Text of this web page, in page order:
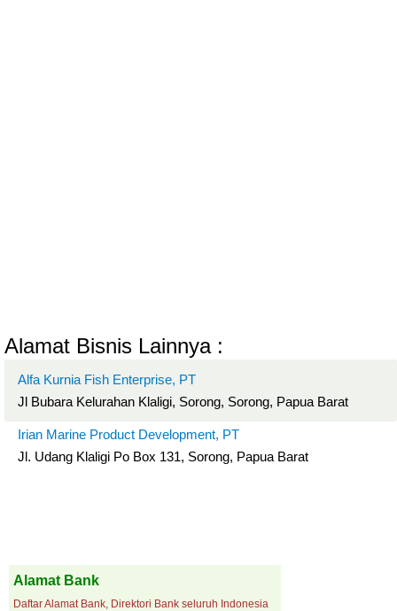
Alamat Bisnis Lainnya :
Alfa Kurnia Fish Enterprise, PT
Jl Bubara Kelurahan Klaligi, Sorong, Sorong, Papua Barat
Irian Marine Product Development, PT
Jl. Udang Klaligi Po Box 131, Sorong, Papua Barat
Alamat Bank
Daftar Alamat Bank, Direktori Bank seluruh Indonesia